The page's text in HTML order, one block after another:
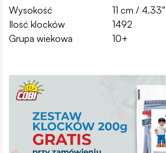
Wysokość
11 cm / 4.33″
Ilość klocków
1492
Grupa wiekowa
10+